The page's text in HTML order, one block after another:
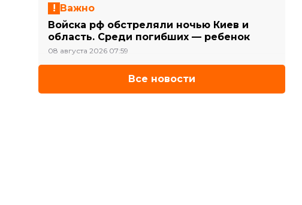
Важно
Войска рф обстреляли ночью Киев и
область. Среди погибших — ребенок
08 августа 2026 07:59
Все новости